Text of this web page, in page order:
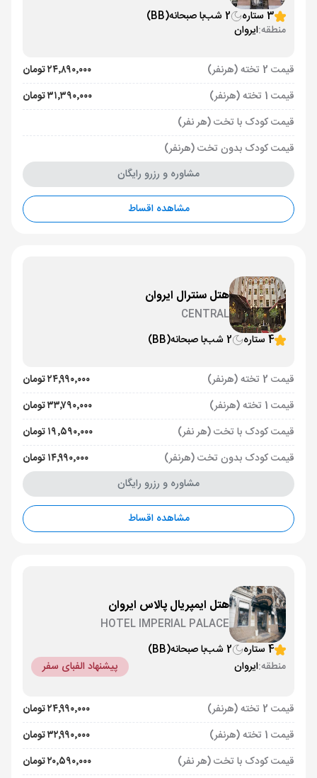
3 ستاره
2 شب با صبحانه(BB)
منطقه:ایروان
قیمت 2 تخته (هرنفر)
۲۴٬۸۹۰٬۰۰۰ تومان
قیمت 1 تخته (هرنفر)
۳۱٬۳۹۰٬۰۰۰ تومان
قیمت کودک با تخت (هر نفر)
قیمت کودک بدون تخت (هرنفر)
مشاوره و رزرو رایگان
مشاهده اقساط
هتل سنترال ایروان
CENTRAL
4 ستاره
2 شب با صبحانه(BB)
قیمت 2 تخته (هرنفر)
۲۴٬۹۹۰٬۰۰۰ تومان
قیمت 1 تخته (هرنفر)
۳۳٬۷۹۰٬۰۰۰ تومان
قیمت کودک با تخت (هر نفر)
۱۹٬۵۹۰٬۰۰۰ تومان
قیمت کودک بدون تخت (هرنفر)
۱۴٬۹۹۰٬۰۰۰ تومان
مشاوره و رزرو رایگان
مشاهده اقساط
هتل ایمپریال پالاس ایروان
HOTEL IMPERIAL PALACE
4 ستاره
2 شب با صبحانه(BB)
منطقه:ایروان پیشنهاد الفبای سفر
قیمت 2 تخته (هرنفر)
۲۴٬۹۹۰٬۰۰۰ تومان
قیمت 1 تخته (هرنفر)
۳۲٬۹۹۰٬۰۰۰ تومان
قیمت کودک با تخت (هر نفر)
۲۰٬۵۹۰٬۰۰۰ تومان